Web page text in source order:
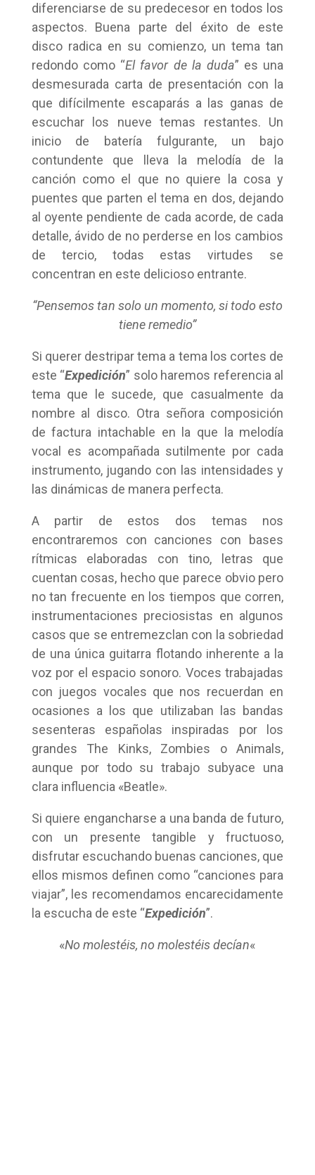
diferenciarse de su predecesor en todos los
aspectos. Buena parte del éxito de este
disco radica en su comienzo, un tema tan
redondo como “El favor de la duda” es una
desmesurada carta de presentación con la
que difícilmente escaparás a las ganas de
escuchar los nueve temas restantes. Un
inicio de batería fulgurante, un bajo
contundente que lleva la melodía de la
canción como el que no quiere la cosa y
puentes que parten el tema en dos, dejando
al oyente pendiente de cada acorde, de cada
detalle, ávido de no perderse en los cambios
de tercio, todas estas virtudes se
concentran en este delicioso entrante.
“Pensemos tan solo un momento, si todo esto
tiene remedio”
Si querer destripar tema a tema los cortes de
este “Expedición” solo haremos referencia al
tema que le sucede, que casualmente da
nombre al disco. Otra señora composición
de factura intachable en la que la melodía
vocal es acompañada sutilmente por cada
instrumento, jugando con las intensidades y
las dinámicas de manera perfecta.
A partir de estos dos temas nos
encontraremos con canciones con bases
rítmicas elaboradas con tino, letras que
cuentan cosas, hecho que parece obvio pero
no tan frecuente en los tiempos que corren,
instrumentaciones preciosistas en algunos
casos que se entremezclan con la sobriedad
de una única guitarra flotando inherente a la
voz por el espacio sonoro. Voces trabajadas
con juegos vocales que nos recuerdan en
ocasiones a los que utilizaban las bandas
sesenteras españolas inspiradas por los
grandes The Kinks, Zombies o Animals,
aunque por todo su trabajo subyace una
clara influencia «Beatle».
Si quiere engancharse a una banda de futuro,
con un presente tangible y fructuoso,
disfrutar escuchando buenas canciones, que
ellos mismos definen como “canciones para
viajar”, les recomendamos encarecidamente
la escucha de este “Expedición”.
«No molestéis, no molestéis decían«